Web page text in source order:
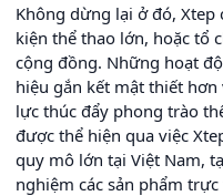
Không dừng lại ở đó,
kiện thể thao lớn, hoặc tổ
cộng đồng. Những hoạt
hiệu gắn kết mật thiết
lực thúc đẩy phong trào
được thể hiện qua việc
quy mô lớn tại Việt Nam,
nghiệm các sản phẩm trực